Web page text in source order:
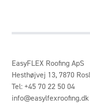
EasyFLEX Roofing ApS
Hesthøjvej 13, 7870
Tel: +45 70 22 50 04
info@easylfexroofing.dk